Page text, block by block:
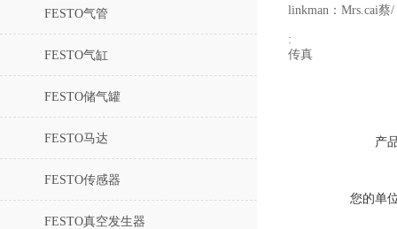
FESTO气管
FESTO气缸
FESTO储气罐
FESTO马达
FESTO传感器
FESTO真空发生器
linkman：Mrs.cai蔡/
:
传真
产
您的单